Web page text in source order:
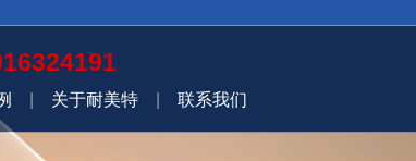
关于耐美特| 联系我们